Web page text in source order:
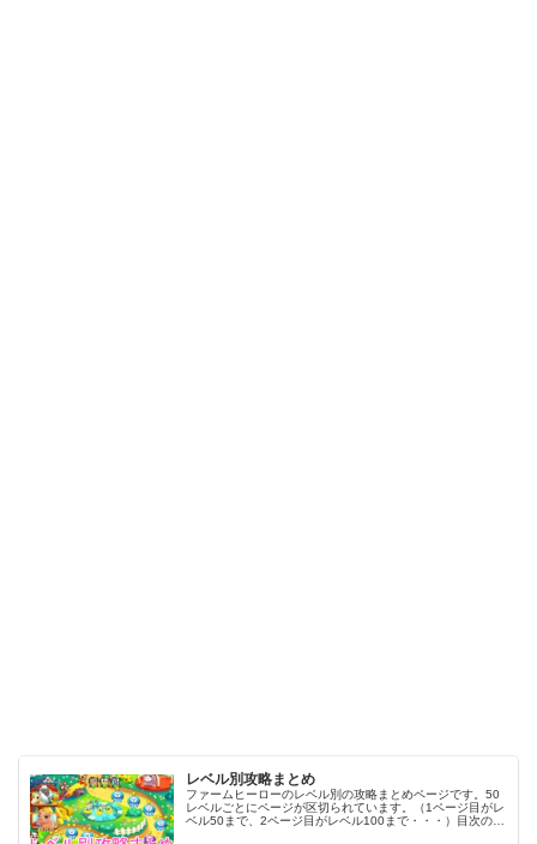
レベル別攻略まとめ
ファームヒーローのレベル別の攻略まとめページです。50
レベルごとにページが区切られています。（1ページ目がレ
ベル50まで、2ページ目がレベル100まで・・・）目次のリ